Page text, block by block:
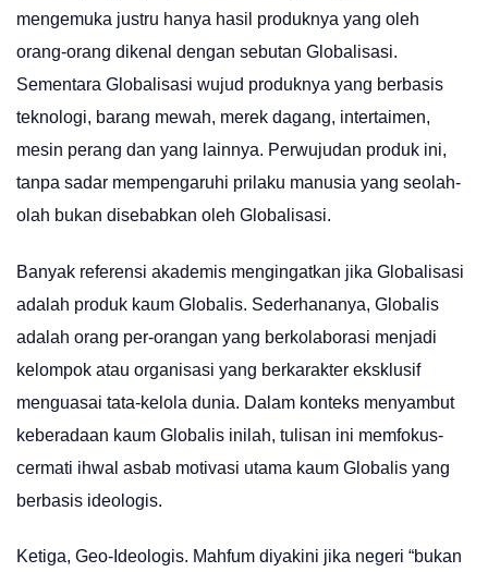
mengemuka justru hanya hasil produknya yang oleh
orang-orang dikenal dengan sebutan Globalisasi.
Sementara Globalisasi wujud produknya yang berbasis
teknologi, barang mewah, merek dagang, intertaimen,
mesin perang dan yang lainnya. Perwujudan produk ini,
tanpa sadar mempengaruhi prilaku manusia yang seolah-
olah bukan disebabkan oleh Globalisasi.
Banyak referensi akademis mengingatkan jika Globalisasi
adalah produk kaum Globalis. Sederhananya, Globalis
adalah orang per-orangan yang berkolaborasi menjadi
kelompok atau organisasi yang berkarakter eksklusif
menguasai tata-kelola dunia. Dalam konteks menyambut
keberadaan kaum Globalis inilah, tulisan ini memfokus-
cermati ihwal asbab motivasi utama kaum Globalis yang
berbasis ideologis.
Ketiga, Geo-Ideologis. Mahfum diyakini jika negeri “bukan